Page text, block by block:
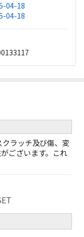
04-18
04-18
ラッチ及び傷、変
ございます。これ